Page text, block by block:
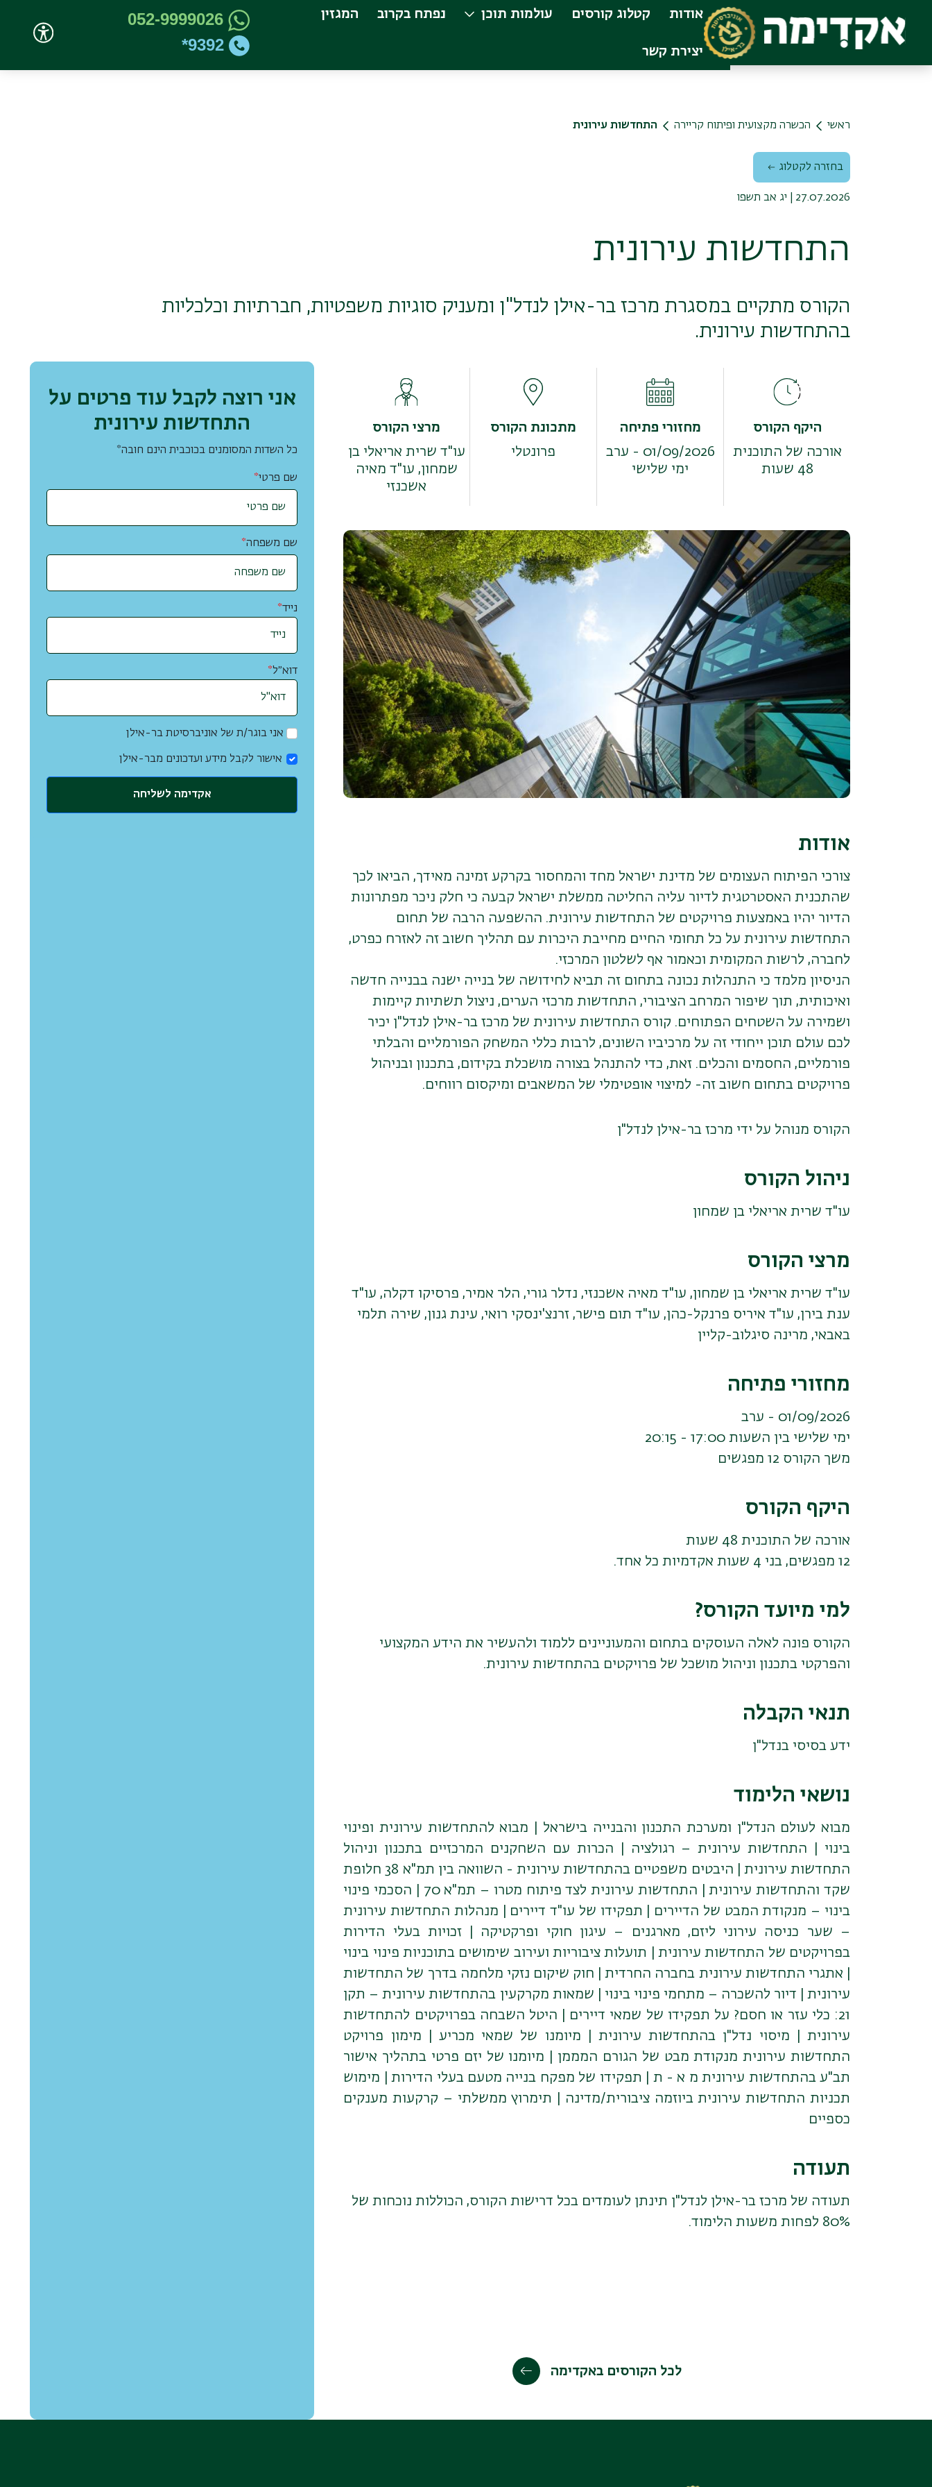
אודות קטלוג קורסים עולמות תוכן נפתח בקרוב המגזין
יצירת קשר
052-9999026
9392*
ראשי הכשרה מקצועית ופיתוח קריירה התחדשות עירונית
אני רוצה לקבל עוד פרטים על
התחדשות עירונית
כל השדות המסומנים בכוכבית הינם חובה*
שם פרטי*
שם משפחה*
נייד*
דוא״ל*
אני בוגר/ת של אוניברסיטת בר-אילן
אישור לקבל מידע ועדכונים מבר-אילן
בחזרה לקטלוג
27.07.2026 | יג אב תשפו
התחדשות עירונית
הקורס מתקיים במסגרת מרכז בר-אילן לנדל"ן ומעניק סוגיות משפטיות, חברתיות וכלכליות
בהתחדשות עירונית.
היקף הקורס
אורכה של התוכנית
48 שעות
מחזורי פתיחה
01/09/2026 - ערב
ימי שלישי
מתכונת הקורס
פרונטלי
מרצי הקורס
עו"ד שרית אריאלי בן
שמחון, עו"ד מאיה
אשכנזי
אודות
צורכי הפיתוח העצומים של מדינת ישראל מחד והמחסור בקרקע זמינה מאידך, הביאו לכך
שהתכנית האסטרטגית לדיור עליה החליטה ממשלת ישראל קבעה כי חלק ניכר מפתרונות
הדיור יהיו באמצעות פרויקטים של התחדשות עירונית. ההשפעה הרבה של תחום
התחדשות עירונית על כל תחומי החיים מחייבת היכרות עם תהליך חשוב זה לאזרח כפרט,
לחברה, לרשות המקומית וכאמור אף לשלטון המרכזי.
הניסיון מלמד כי התנהלות נכונה בתחום זה תביא לחידושה של בנייה ישנה בבנייה חדשה
ואיכותית, תוך שיפור המרחב הציבורי, התחדשות מרכזי הערים, ניצול תשתיות קיימות
ושמירה על השטחים הפתוחים. קורס התחדשות עירונית של מרכז בר-אילן לנדל"ן יכיר
לכם עולם תוכן ייחודי זה על מרכיביו השונים, לרבות כללי המשחק הפורמליים והבלתי
פורמליים, החסמים והכלים. זאת, כדי להתנהל בצורה מושכלת בקידום, בתכנון ובניהול
פרויקטים בתחום חשוב זה- למיצוי אופטימלי של המשאבים ומיקסום רווחים.
הקורס מנוהל על ידי מרכז בר-אילן לנדל"ן
ניהול הקורס
עו"ד שרית אריאלי בן שמחון
מרצי הקורס
עו"ד שרית אריאלי בן שמחון, עו"ד מאיה אשכנזי, נדלר גורי, הלר אמיר, פרסיקו דקלה, עו"ד
ענת בירן, עו"ד איריס פרנקל-כהן, עו"ד תום פישר, זרנצ'ינסקי רואי, עינת גנון, שירה תלמי
באבאי, מרינה סיגלוב-קליין
מחזורי פתיחה
01/09/2026 - ערב
ימי שלישי בין השעות 17:00 - 20:15
משך הקורס 12 מפגשים
היקף הקורס
אורכה של התוכנית 48 שעות
12 מפגשים, בני 4 שעות אקדמיות כל אחד.
למי מיועד הקורס?
הקורס פונה לאלה העוסקים בתחום והמעוניינים ללמוד ולהעשיר את הידע המקצועי
והפרקטי בתכנון וניהול מושכל של פרויקטים בהתחדשות עירונית.
תנאי הקבלה
ידע בסיסי בנדל"ן
נושאי הלימוד
מבוא לעולם הנדל"ן ומערכת התכנון והבנייה בישראל | מבוא להתחדשות עירונית ופינוי
בינוי | התחדשות עירונית – רגולציה | הכרות עם השחקנים המרכזיים בתכנון וניהול
התחדשות עירונית | היבטים משפטיים בהתחדשות עירונית - השוואה בין תמ"א 38 חלופת
שקד והתחדשות עירונית | התחדשות עירונית לצד פיתוח מטרו – תמ"א 70 | הסכמי פינוי
בינוי – מנקודת המבט של הדיירים | תפקידו של עו"ד דיירים | מנהלות התחדשות עירונית
– שער כניסה עירוני ליזם, מארגנים – עיגון חוקי ופרקטיקה | זכויות בעלי הדירות
בפרויקטים של התחדשות עירונית | תועלות ציבוריות ועירוב שימושים בתוכניות פינוי בינוי
| אתגרי התחדשות עירונית בחברה החרדית | חוק שיקום נזקי מלחמה בדרך של התחדשות
עירונית | דיור להשכרה – מתחמי פינוי בינוי | שמאות מקרקעין בהתחדשות עירונית – תקן
21: כלי עזר או חסם? על תפקידו של שמאי דיירים | היטל השבחה בפרויקטים להתחדשות
עירונית | מיסוי נדל"ן בהתחדשות עירונית | מיומנו של שמאי מכריע | מימון פרויקט
התחדשות עירונית מנקודת מבט של הגורם המממן | מיומנו של יזם פרטי בתהליך אישור
תב"ע בהתחדשות עירונית מ א - ת | תפקידו של מפקח בנייה מטעם בעלי הדירות | מימוש
תכניות התחדשות עירונית ביוזמה ציבורית/מדינה | תימרוץ ממשלתי – קרקעות מענקים
כספיים
תעודה
תעודה של מרכז בר-אילן לנדל"ן תינתן לעומדים בכל דרישות הקורס, הכוללות נוכחות של
80% לפחות משעות הלימוד.
לכל הקורסים באקדימה